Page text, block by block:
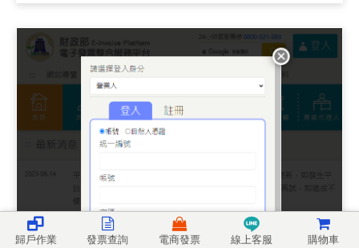
歸戶作業 發票查詢 電商發票 線上客服 購物車
落實營業人電子發票系統資安加強，請營業人登入財